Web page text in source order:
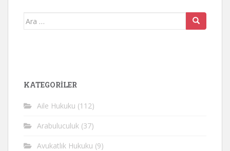
Arama
KATEGORİLER
Aile Hukuku (112)
Arabuluculuk (37)
Avukatlık Hukuku (9)